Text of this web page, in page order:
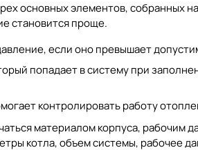
основных элементов,
становится проще.
если оно превышает
попадает в систему при
контролировать работу
материалом корпуса,
котла, объем системы, рабочее